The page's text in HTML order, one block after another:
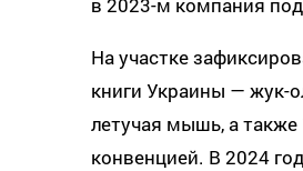
На участке
книги Украины — жук-
летучая мышь, а
конвенцией. В 2024